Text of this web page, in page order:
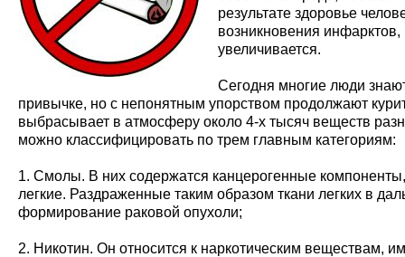
результате здоровье
возникновения инфарктов,
увеличивается.
Сегодня многие люди
привычке, но с непонятным упорством продолжают
выбрасывает в атмосферу около 4-х тысяч веществ
можно классифицировать по трем главным категориям:
1. Смолы. В них содержатся канцерогенные
легкие. Раздраженные таким образом ткани легких в
формирование раковой опухоли;
2. Никотин. Он относится к наркотическим веществам,